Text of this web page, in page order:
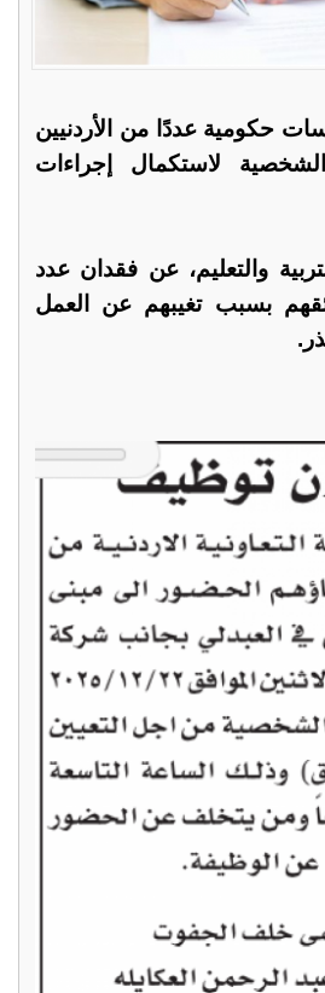
حكومية عددًا من الأردنيين
الشخصية لاستكمال إجراءات
والتعليم، عن فقدان عدد
بسبب تغيبهم عن العمل